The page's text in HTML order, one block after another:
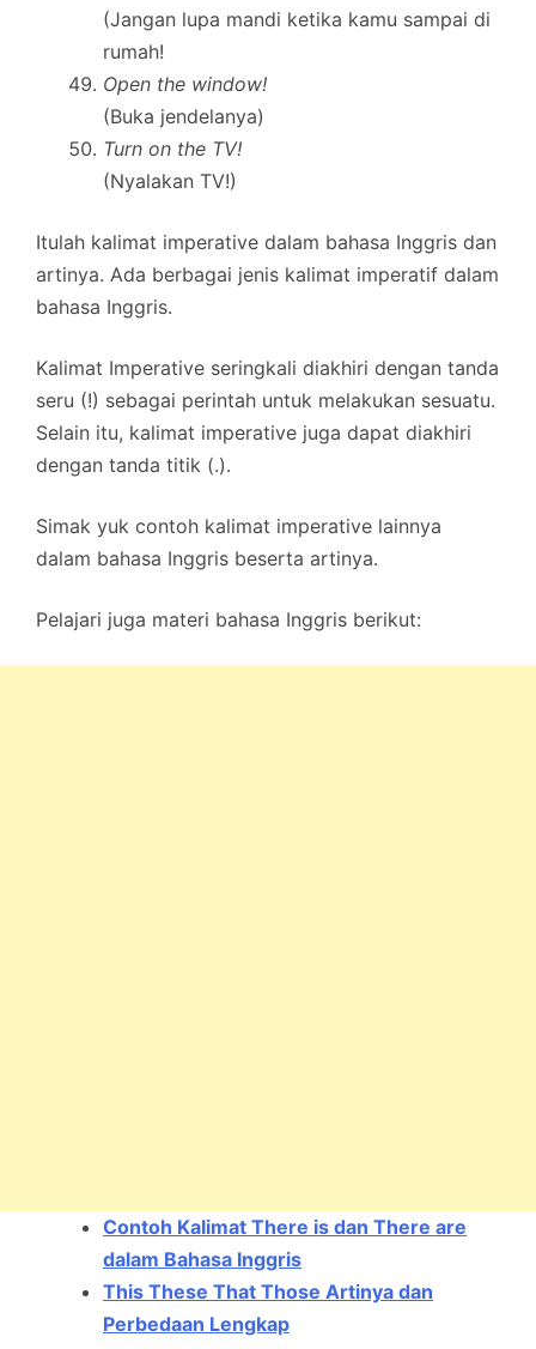
(Jangan lupa mandi ketika kamu sampai di
rumah!
Open the window!
(Buka jendelanya)
Turn on the TV!
(Nyalakan TV!)
Itulah kalimat imperative dalam bahasa Inggris dan
artinya. Ada berbagai jenis kalimat imperatif dalam
bahasa Inggris.
Kalimat Imperative seringkali diakhiri dengan tanda
seru (!) sebagai perintah untuk melakukan sesuatu.
Selain itu, kalimat imperative juga dapat diakhiri
dengan tanda titik (.).
Simak yuk contoh kalimat imperative lainnya
dalam bahasa Inggris beserta artinya.
Pelajari juga materi bahasa Inggris berikut:
Contoh Kalimat There is dan There are
dalam Bahasa Inggris
This These That Those Artinya dan
Perbedaan Lengkap